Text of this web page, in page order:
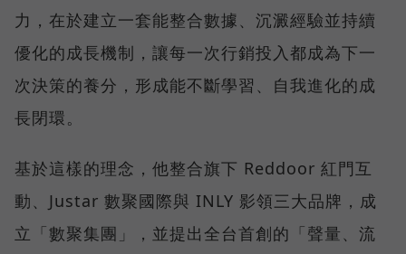
力，在於建立一套能整合數據、沉澱經驗並持續
優化的成長機制，讓每一次行銷投入都成為下一
次決策的養分，形成能不斷學習、自我進化的成
長閉環。
基於這樣的理念，他整合旗下 Reddoor 紅門互
動、Justar 數聚國際與 INLY 影領三大品牌，成
立「數聚集團」，並提出全台首創的「聲量、流